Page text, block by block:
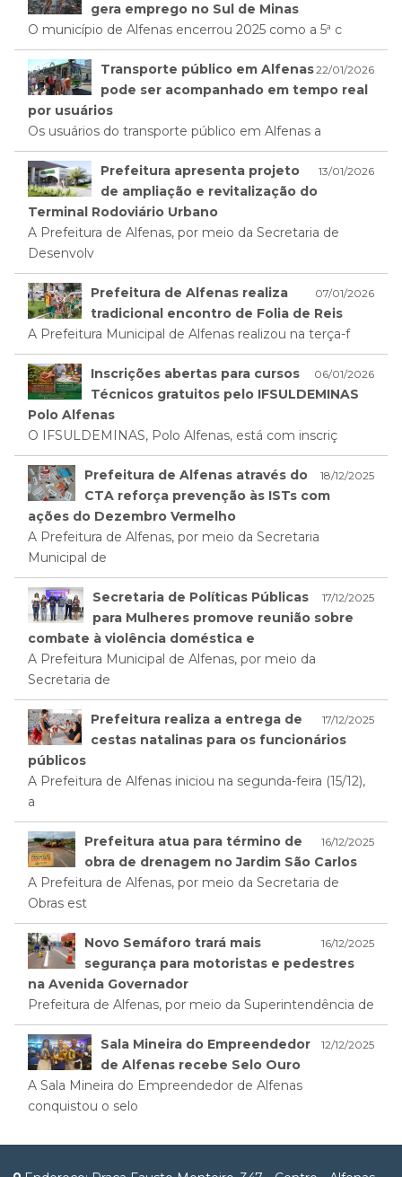
gera emprego no Sul de Minas
O município de Alfenas encerrou 2025 como a 5ª c
22/01/2026
Transporte público em Alfenas
pode ser acompanhado em tempo real
por usuários
Os usuários do transporte público em Alfenas a
13/01/2026
Prefeitura apresenta projeto
de ampliação e revitalização do
Terminal Rodoviário Urbano
A Prefeitura de Alfenas, por meio da Secretaria de
Desenvolv
07/01/2026
Prefeitura de Alfenas realiza
tradicional encontro de Folia de Reis
A Prefeitura Municipal de Alfenas realizou na terça-f
06/01/2026
Inscrições abertas para cursos
Técnicos gratuitos pelo IFSULDEMINAS
Polo Alfenas
O IFSULDEMINAS, Polo Alfenas, está com inscriç
18/12/2025
Prefeitura de Alfenas através do
CTA reforça prevenção às ISTs com
ações do Dezembro Vermelho
A Prefeitura de Alfenas, por meio da Secretaria
Municipal de
17/12/2025
Secretaria de Políticas Públicas
para Mulheres promove reunião sobre
combate à violência doméstica e
A Prefeitura Municipal de Alfenas, por meio da
Secretaria de
17/12/2025
Prefeitura realiza a entrega de
cestas natalinas para os funcionários
públicos
A Prefeitura de Alfenas iniciou na segunda-feira (15/12),
a
16/12/2025
Prefeitura atua para término de
obra de drenagem no Jardim São Carlos
A Prefeitura de Alfenas, por meio da Secretaria de
Obras est
16/12/2025
Novo Semáforo trará mais
segurança para motoristas e pedestres
na Avenida Governador
Prefeitura de Alfenas, por meio da Superintendência de
12/12/2025
Sala Mineira do Empreendedor
de Alfenas recebe Selo Ouro
A Sala Mineira do Empreendedor de Alfenas
conquistou o selo